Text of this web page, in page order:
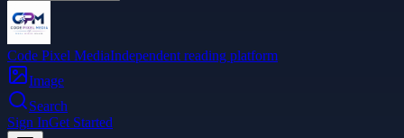
Code Pixel MediaIndependent reading platform
Image
Search
Sign InGet Started